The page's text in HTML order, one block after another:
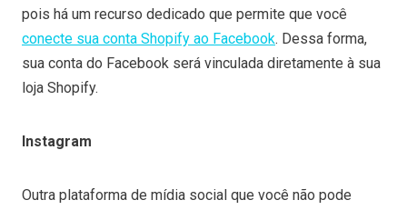
pois há um recurso dedicado que permite que você
conecte sua conta Shopify ao Facebook. Dessa forma,
sua conta do Facebook será vinculada diretamente à sua
loja Shopify.
Instagram
Outra plataforma de mídia social que você não pode